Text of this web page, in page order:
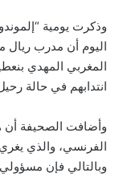
وذكرت يومية
اليوم أن مدرب ريال
المغربي المهدي
انتدابهم في حالة
وأضافت الصحيفة أن
الفرنسي، والذي
وبالتالي فإن